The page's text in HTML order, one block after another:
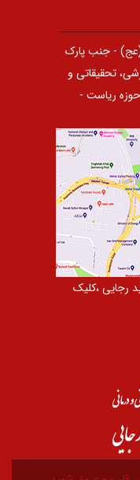
(عج) - جنب پارک
تحقیقاتی و
ریاست -
رجایی ،کلیک